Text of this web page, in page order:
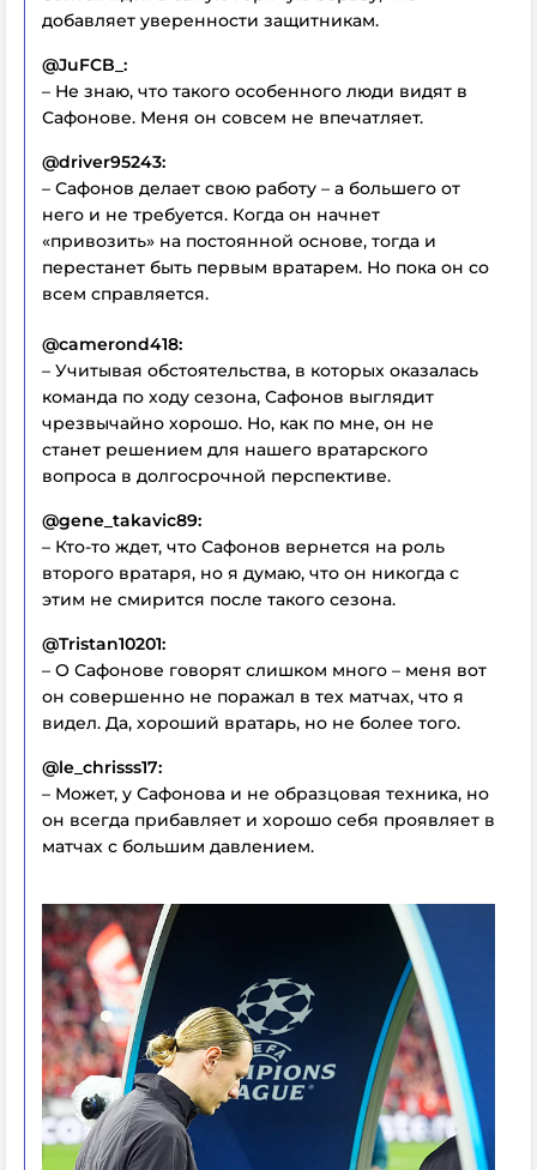
добавляет уверенности защитникам.
@JuFCB_:
– Не знаю, что такого особенного люди видят в
Сафонове. Меня он совсем не впечатляет.
@driver95243:
– Сафонов делает свою работу – а большего от
него и не требуется. Когда он начнет
«привозить» на постоянной основе, тогда и
перестанет быть первым вратарем. Но пока он со
всем справляется.
@camerond418:
– Учитывая обстоятельства, в которых оказалась
команда по ходу сезона, Сафонов выглядит
чрезвычайно хорошо. Но, как по мне, он не
станет решением для нашего вратарского
вопроса в долгосрочной перспективе.
@gene_takavic89:
– Кто-то ждет, что Сафонов вернется на роль
второго вратаря, но я думаю, что он никогда с
этим не смирится после такого сезона.
@Tristan10201:
– О Сафонове говорят слишком много – меня вот
он совершенно не поражал в тех матчах, что я
видел. Да, хороший вратарь, но не более того.
@le_chrisss17:
– Может, у Сафонова и не образцовая техника, но
он всегда прибавляет и хорошо себя проявляет в
матчах с большим давлением.